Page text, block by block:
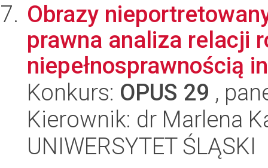
Obrazy
prawna analiza relacji
niepełnosprawnością
Konkurs: OPUS 29 ,
Kierownik: dr Marlena
UNIWERSYTET ŚLĄSKI